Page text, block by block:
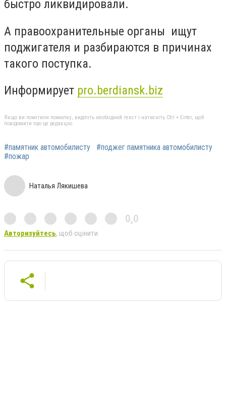
быстро ликвидировали.
А правоохранительные органы ищут
поджигателя и разбираются в причинах
такого поступка.
Информирует pro.berdiansk.biz
Якщо ви помітили помилку, виділіть необхідний текст і натисніть Ctrl + Enter, щоб
повідомити про це редакцію
#памятник автомобилисту
#поджег памятника автомобилисту
#пожар
Наталья Лякишева
0,0
Авторизуйтесь, щоб оцінити